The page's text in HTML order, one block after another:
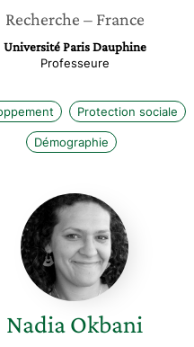
Recherche – France
Université Paris Dauphine
Professeure
Protection sociale
Démographie
Nadia
Okbani
NadiaOkbani